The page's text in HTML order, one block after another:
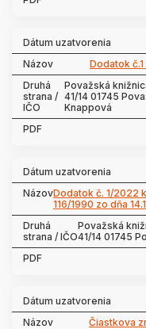
Dodatok
Považská
41/14 01745
Knappová
Dodatok č. 1/2022
116/1990 zo dňa
Považská
41/14 01745
Čiastkova